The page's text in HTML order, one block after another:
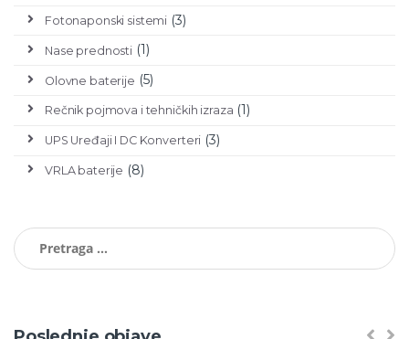
Fotonaponski sistemi (3)
Nase prednosti (1)
Olovne baterije (5)
Rečnik pojmova i tehničkih izraza (1)
UPS Uređaji I DC Konverteri (3)
VRLA baterije (8)
Pretraga za: